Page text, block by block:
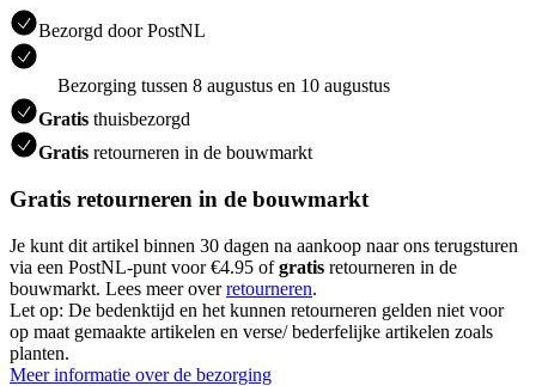
Bezorgd door PostNL
Bezorging tussen 8 augustus en 10 augustus
Gratis thuisbezorgd
Gratis retourneren in de bouwmarkt
Gratis retourneren in de bouwmarkt
Je kunt dit artikel binnen 30 dagen na aankoop naar ons terugsturen
via een PostNL-punt voor €4.95 ofgratis retourneren in de
bouwmarkt. Lees meer overretourneren.
Let op: De bedenktijd en het kunnen retourneren gelden niet voor
op maat gemaakte artikelen en verse/ bederfelijke artikelen zoals
planten.
Meer informatie over de bezorging